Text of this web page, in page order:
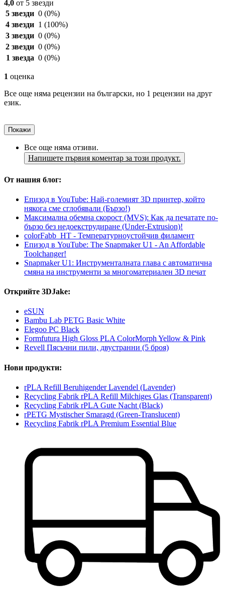
4,0 от 5 звезди
5 звезди 0 (0%)
4 звезди 1 (100%)
3 звезди 0 (0%)
2 звезди 0 (0%)
1 звезда 0 (0%)
1 оценка
Все още няма рецензии на български, но 1 рецензии на друг
език.
Покажи
Все още няма отзиви.
Напишете първия коментар за този продукт.
От нашия блог:
Епизод в YouTube: Най-големият 3D принтер, който
някога сме сглобявали (Бързо!)
Максимална обемна скорост (MVS): Как да печатате по-
бързо без недоекструдиране (Under-Extrusion)!
colorFabb_HT - Температурнoустойчив филамент
Епизод в YouTube: The Snapmaker U1 - An Affordable
Toolchanger!
Snapmaker U1: Инструменталната глава с автоматична
смяна на инструменти за многоматериален 3D печат
Открийте 3DJake:
eSUN
Bambu Lab PETG Basic White
Elegoo PC Black
Formfutura High Gloss PLA ColorMorph Yellow & Pink
Revell Пясъчни пили, двустранни (5 броя)
Нови продукти:
rPLA Refill Beruhigender Lavendel (Lavender)
Recycling Fabrik rPLA Refill Milchiges Glas (Transparent)
Recycling Fabrik rPLA Gute Nacht (Black)
rPETG Mystischer Smaragd (Green-Translucent)
Recycling Fabrik rPLA Premium Essential Blue